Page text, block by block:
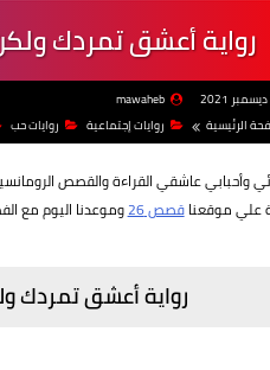
رواية أعشق تمردك
mawaheb
الرئيسية
روايات إجتماعية روايات حب
وأحبابي عاشقي القراءة والقصص
علي موقعناقصص 26 وموعدنا اليوم مع
رواية أعشق تمردك